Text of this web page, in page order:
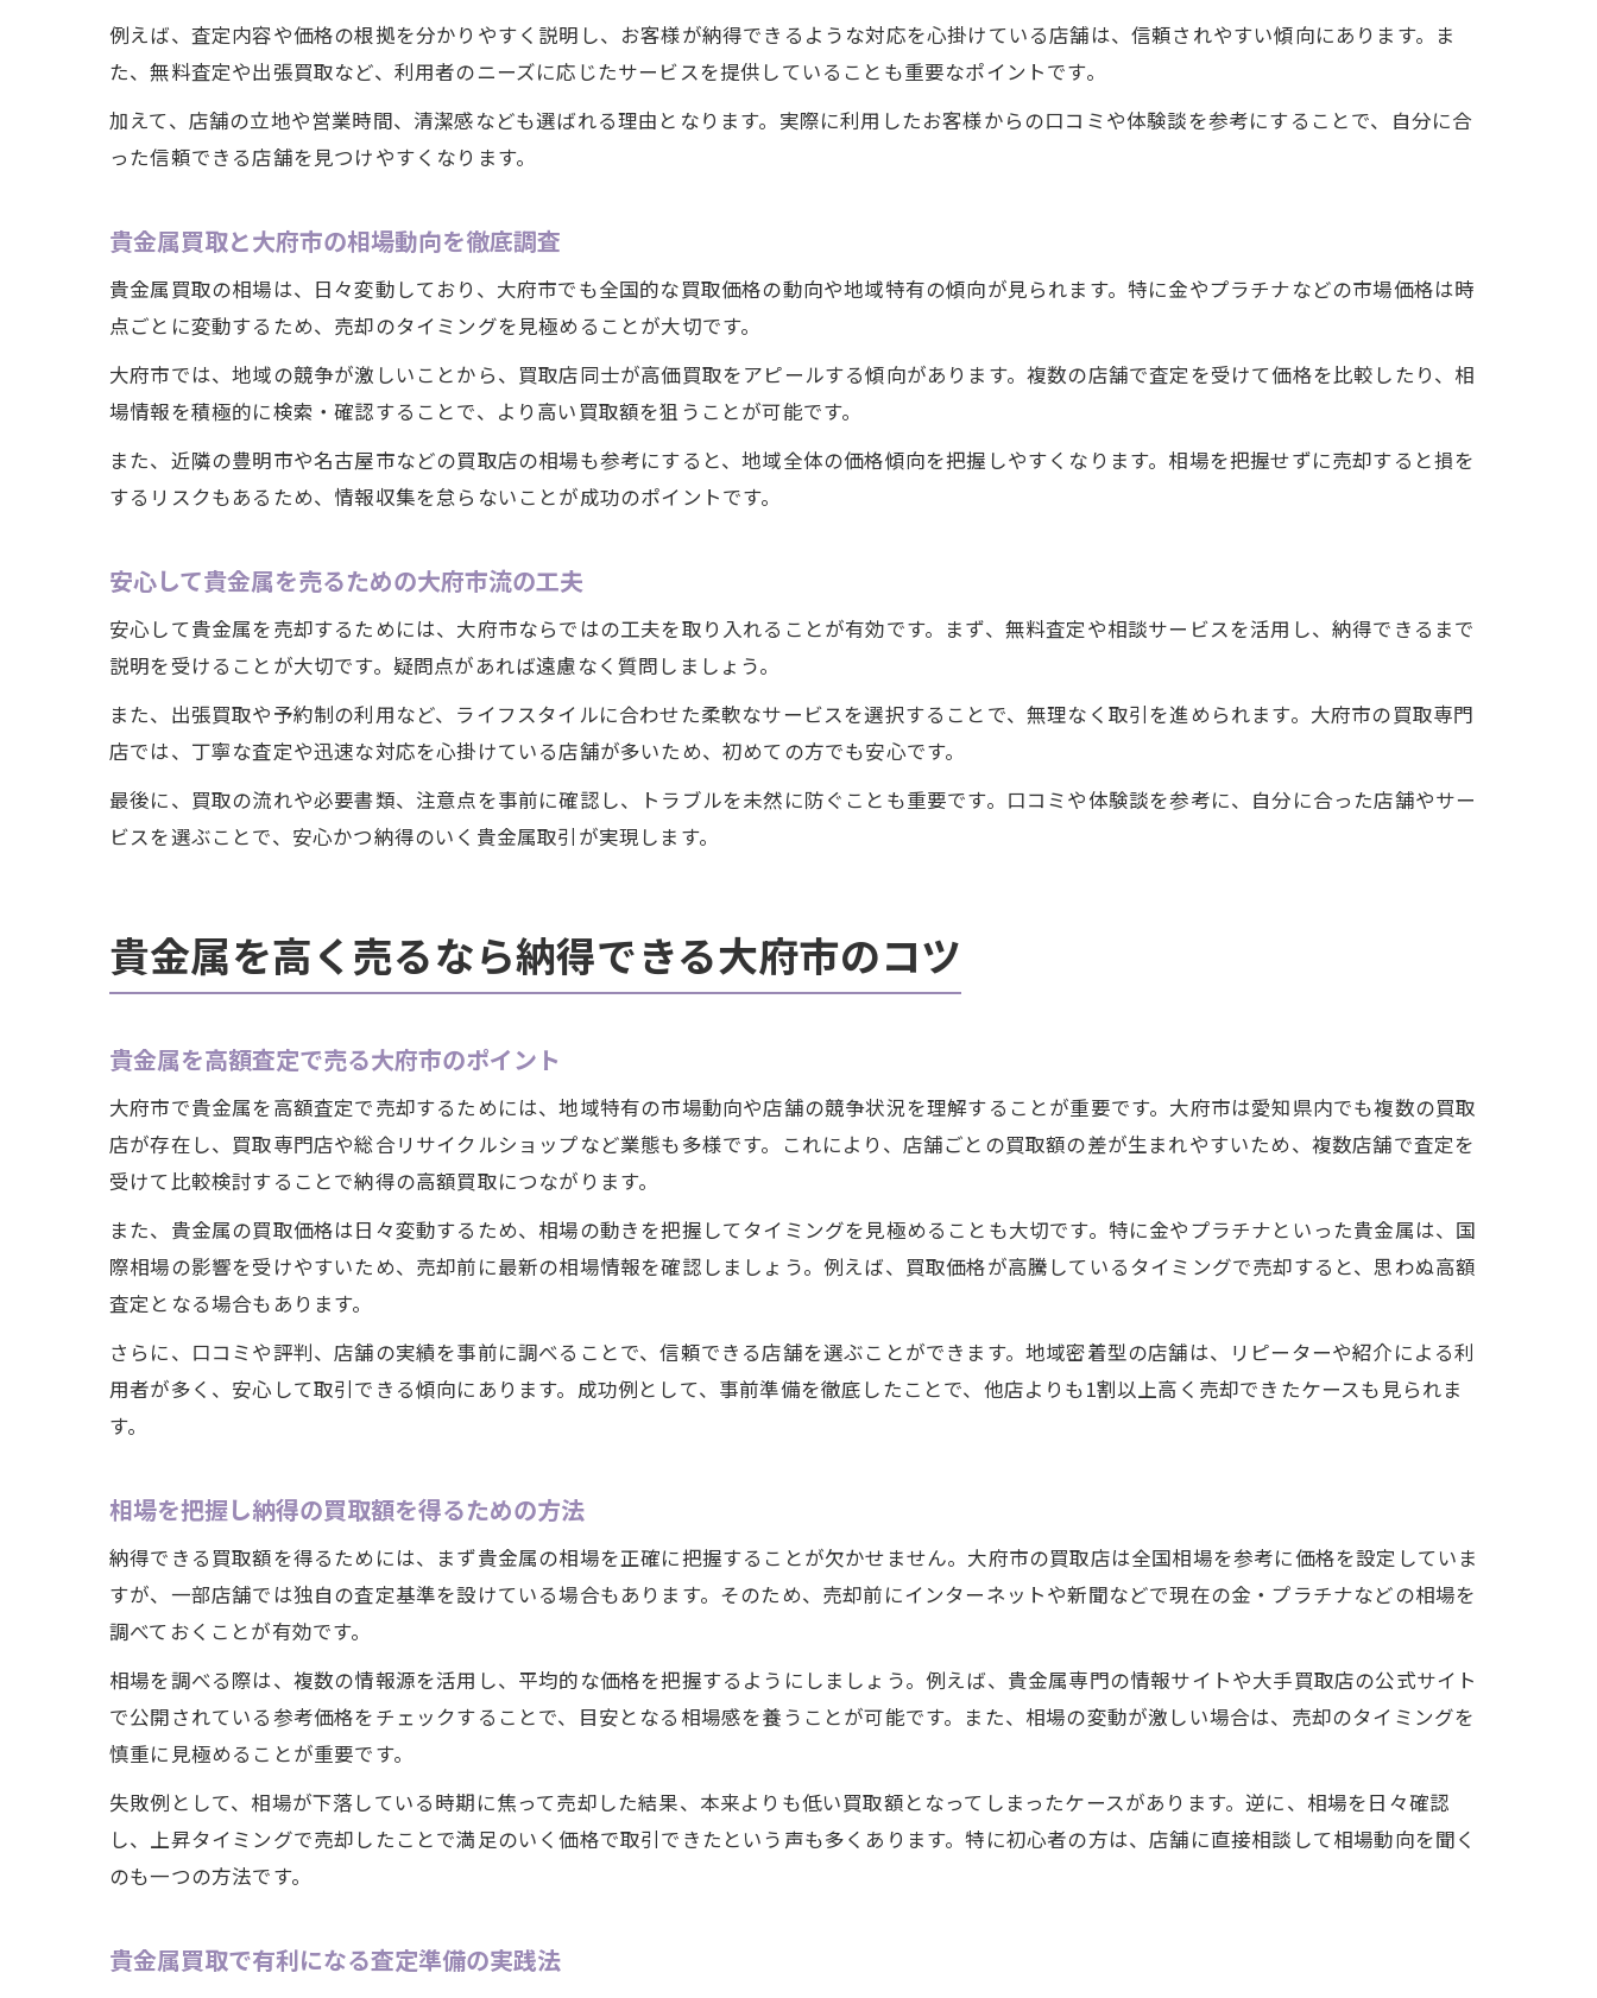
貴金属取引における大府市ならではの特徴とは
地域密着型の貴金属買取サービスの強み
例えば、査定内容や価格の根拠を分かりやすく説明し、お客様が納得できるような対応を心掛けている店舗は、信頼されやすい傾向にあります。ま
た、無料査定や出張買取など、利用者のニーズに応じたサービスを提供していることも重要なポイントです。
加えて、店舗の立地や営業時間、清潔感なども選ばれる理由となります。実際に利用したお客様からの口コミや体験談を参考にすることで、自分に合
った信頼できる店舗を見つけやすくなります。
貴金属買取と大府市の相場動向を徹底調査
貴金属買取の相場は、日々変動しており、大府市でも全国的な買取価格の動向や地域特有の傾向が見られます。特に金やプラチナなどの市場価格は時
点ごとに変動するため、売却のタイミングを見極めることが大切です。
大府市では、地域の競争が激しいことから、買取店同士が高価買取をアピールする傾向があります。複数の店舗で査定を受けて価格を比較したり、相
場情報を積極的に検索・確認することで、より高い買取額を狙うことが可能です。
また、近隣の豊明市や名古屋市などの買取店の相場も参考にすると、地域全体の価格傾向を把握しやすくなります。相場を把握せずに売却すると損を
するリスクもあるため、情報収集を怠らないことが成功のポイントです。
安心して貴金属を売るための大府市流の工夫
安心して貴金属を売却するためには、大府市ならではの工夫を取り入れることが有効です。まず、無料査定や相談サービスを活用し、納得できるまで
説明を受けることが大切です。疑問点があれば遠慮なく質問しましょう。
また、出張買取や予約制の利用など、ライフスタイルに合わせた柔軟なサービスを選択することで、無理なく取引を進められます。大府市の買取専門
店では、丁寧な査定や迅速な対応を心掛けている店舗が多いため、初めての方でも安心です。
最後に、買取の流れや必要書類、注意点を事前に確認し、トラブルを未然に防ぐことも重要です。口コミや体験談を参考に、自分に合った店舗やサー
ビスを選ぶことで、安心かつ納得のいく貴金属取引が実現します。
貴金属を高く売るなら納得できる大府市のコツ
貴金属を高額査定で売る大府市のポイント
大府市で貴金属を高額査定で売却するためには、地域特有の市場動向や店舗の競争状況を理解することが重要です。大府市は愛知県内でも複数の買取
店が存在し、買取専門店や総合リサイクルショップなど業態も多様です。これにより、店舗ごとの買取額の差が生まれやすいため、複数店舗で査定を
受けて比較検討することで納得の高額買取につながります。
また、貴金属の買取価格は日々変動するため、相場の動きを把握してタイミングを見極めることも大切です。特に金やプラチナといった貴金属は、国
際相場の影響を受けやすいため、売却前に最新の相場情報を確認しましょう。例えば、買取価格が高騰しているタイミングで売却すると、思わぬ高額
査定となる場合もあります。
さらに、口コミや評判、店舗の実績を事前に調べることで、信頼できる店舗を選ぶことができます。地域密着型の店舗は、リピーターや紹介による利
用者が多く、安心して取引できる傾向にあります。成功例として、事前準備を徹底したことで、他店よりも1割以上高く売却できたケースも見られま
す。
相場を把握し納得の買取額を得るための方法
納得できる買取額を得るためには、まず貴金属の相場を正確に把握することが欠かせません。大府市の買取店は全国相場を参考に価格を設定していま
すが、一部店舗では独自の査定基準を設けている場合もあります。そのため、売却前にインターネットや新聞などで現在の金・プラチナなどの相場を
調べておくことが有効です。
相場を調べる際は、複数の情報源を活用し、平均的な価格を把握するようにしましょう。例えば、貴金属専門の情報サイトや大手買取店の公式サイト
で公開されている参考価格をチェックすることで、目安となる相場感を養うことが可能です。また、相場の変動が激しい場合は、売却のタイミングを
慎重に見極めることが重要です。
失敗例として、相場が下落している時期に焦って売却した結果、本来よりも低い買取額となってしまったケースがあります。逆に、相場を日々確認
し、上昇タイミングで売却したことで満足のいく価格で取引できたという声も多くあります。特に初心者の方は、店舗に直接相談して相場動向を聞く
のも一つの方法です。
貴金属買取で有利になる査定準備の実践法